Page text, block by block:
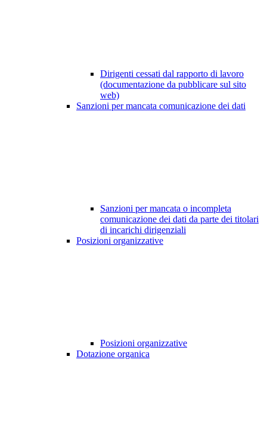
Dirigenti cessati dal rapporto di lavoro
(documentazione da pubblicare sul sito
web)
Sanzioni per mancata comunicazione dei dati
Sanzioni per mancata o incompleta
comunicazione dei dati da parte dei titolari
di incarichi dirigenziali
Posizioni organizzative
Posizioni organizzative
Dotazione organica